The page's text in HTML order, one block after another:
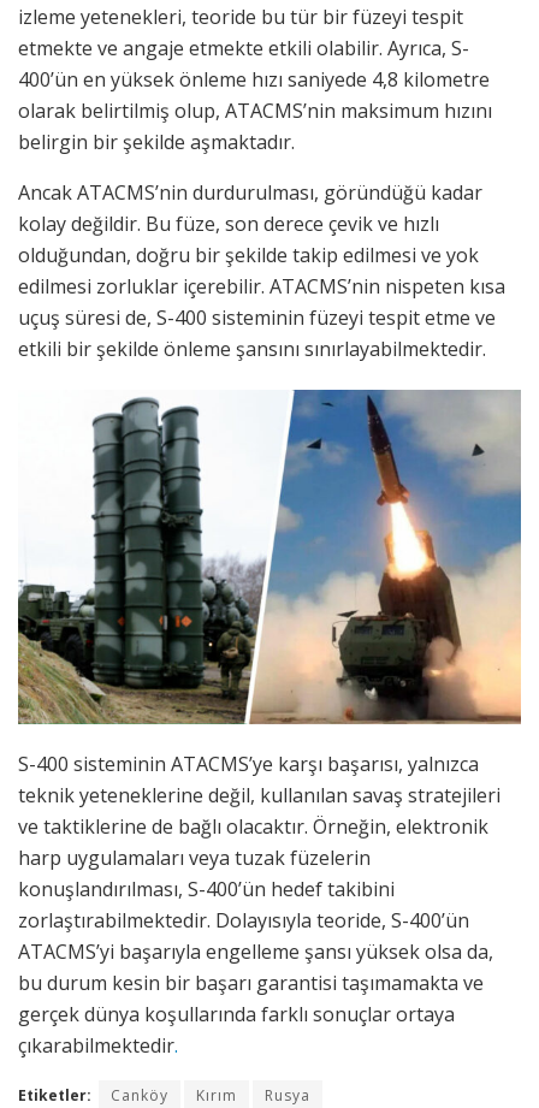
izleme yetenekleri, teoride bu tür bir füzeyi tespit
etmekte ve angaje etmekte etkili olabilir. Ayrıca, S-
400’ün en yüksek önleme hızı saniyede 4,8 kilometre
olarak belirtilmiş olup, ATACMS’nin maksimum hızını
belirgin bir şekilde aşmaktadır.
Ancak ATACMS’nin durdurulması, göründüğü kadar
kolay değildir. Bu füze, son derece çevik ve hızlı
olduğundan, doğru bir şekilde takip edilmesi ve yok
edilmesi zorluklar içerebilir. ATACMS’nin nispeten kısa
uçuş süresi de, S-400 sisteminin füzeyi tespit etme ve
etkili bir şekilde önleme şansını sınırlayabilmektedir.
S-400 sisteminin ATACMS’ye karşı başarısı, yalnızca
teknik yeteneklerine değil, kullanılan savaş stratejileri
ve taktiklerine de bağlı olacaktır. Örneğin, elektronik
harp uygulamaları veya tuzak füzelerin
konuşlandırılması, S-400’ün hedef takibini
zorlaştırabilmektedir. Dolayısıyla teoride, S-400’ün
ATACMS’yi başarıyla engelleme şansı yüksek olsa da,
bu durum kesin bir başarı garantisi taşımamakta ve
gerçek dünya koşullarında farklı sonuçlar ortaya
çıkarabilmektedir.
Etiketler: Canköy Kırım
Rusya